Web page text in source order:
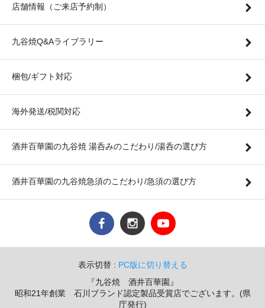
店舗情報（ご来店予約制）
九谷焼Q&Aライブラリー
梱包/ギフト対応
海外発送/税関対応
酒井百華園の九谷焼 湯呑みのこだわり/湯呑の選び方
酒井百華園の九谷焼急須のこだわり/急須の選び方
表示切替 : PC版に切り替える
『九谷焼 酒井百華園』
昭和21年創業 石川ブランド認定製品受賞店でございます。(県
庁発行)